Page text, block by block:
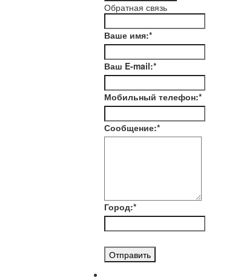
Обратная связь
Ваше имя:*
Ваш E-mail:*
Мобильный телефон:*
Сообщение:*
Город:*
Отправить